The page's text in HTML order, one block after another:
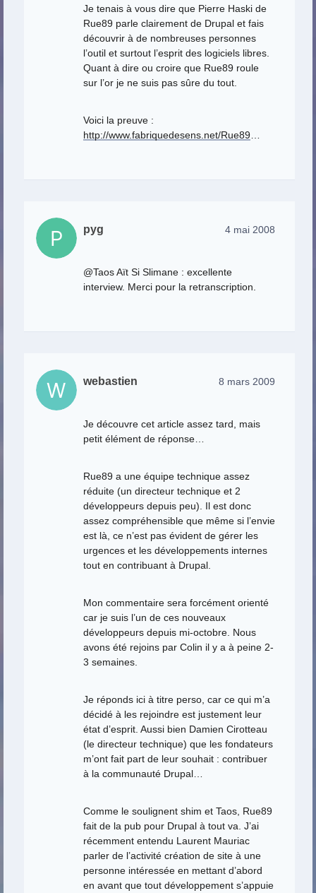
Je tenais à vous dire que Pierre Haski de
Rue89 parle clairement de Drupal et fais
découvrir à de nombreuses personnes
l’outil et surtout l’esprit des logiciels libres.
Quant à dire ou croire que Rue89 roule
sur l’or je ne suis pas sûre du tout.
Voici la preuve :
http://www.fabriquedesens.net/Rue89
pyg 4 mai 2008
@Taos Aït Si Slimane : excellente
interview. Merci pour la retranscription.
webastien 8 mars 2009
Je découvre cet article assez tard, mais
petit élément de réponse…
Rue89 a une équipe technique assez
réduite (un directeur technique et 2
développeurs depuis peu). Il est donc
assez compréhensible que même si l’envie
est là, ce n’est pas évident de gérer les
urgences et les développements internes
tout en contribuant à Drupal.
Mon commentaire sera forcément orienté
car je suis l’un de ces nouveaux
développeurs depuis mi-octobre. Nous
avons été rejoins par Colin il y a à peine 2-
3 semaines.
Je réponds ici à titre perso, car ce qui m’a
décidé à les rejoindre est justement leur
état d’esprit. Aussi bien Damien Cirotteau
(le directeur technique) que les fondateurs
m’ont fait part de leur souhait : contribuer
à la communauté Drupal…
Comme le soulignent shim et Taos, Rue89
fait de la pub pour Drupal à tout va. J’ai
récemment entendu Laurent Mauriac
parler de l’activité création de site à une
personne intéressée en mettant d’abord
en avant que tout développement s’appuie